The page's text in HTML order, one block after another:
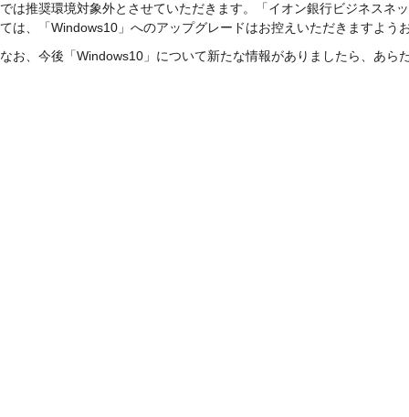
では推奨環境対象外とさせていただきます。「イオン銀行ビジネスネ
ては、「Windows10」へのアップグレードはお控えいただきますよう
なお、今後「Windows10」について新たな情報がありましたら、あら